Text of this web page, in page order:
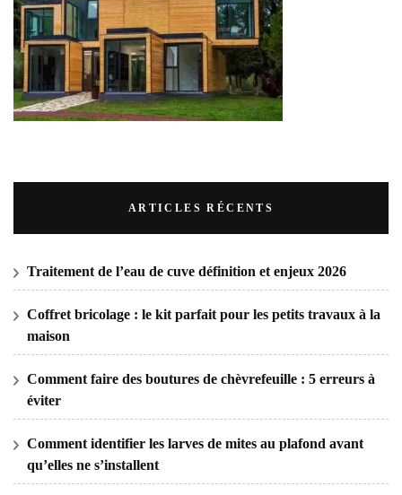
ARTICLES RÉCENTS
Traitement de l’eau de cuve définition et enjeux 2026
Coffret bricolage : le kit parfait pour les petits travaux à la
maison
Comment faire des boutures de chèvrefeuille : 5 erreurs à
éviter
Comment identifier les larves de mites au plafond avant
qu’elles ne s’installent